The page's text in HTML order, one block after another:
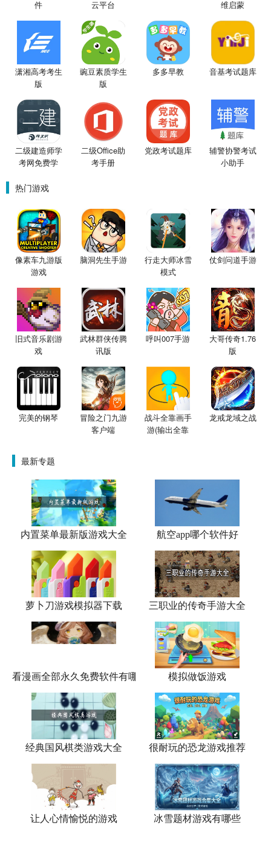
件
云平台
维启蒙
潇湘高考考生
版
豌豆素质学生
版
多多早教 音基考试题库
二级建造师学
考网免费学
二级Office助
考手册
党政考试题库
辅警协警考试
小助手
热门游戏
像素车九游版
游戏
脑洞先生手游
行走大师冰雪
模式
仗剑问道手游
旧式音乐剧游
戏
武林群侠传腾
讯版
呼叫007手游
大哥传奇1.76
版
完美的钢琴
冒险之门九游
客户端
战斗全靠画手
游(输出全靠
龙戒龙域之战
最新专题
内置菜单最新版游戏大全 航空app哪个软件好
萝卜刀游戏模拟器下载 三职业的传奇手游大全
看漫画全部永久免费软件有哪些 模拟做饭游戏
经典国风棋类游戏大全 很耐玩的恐龙游戏推荐
让人心情愉悦的游戏 冰雪题材游戏有哪些